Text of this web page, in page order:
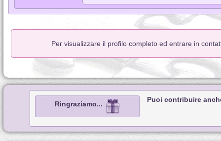
Per visualizzare il profilo completo ed entrare in
Ringraziamo...
Puoi contribuire